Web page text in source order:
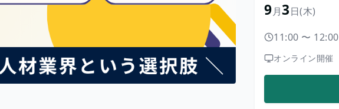
9月3日(木)
11:00 〜 12:00
オンライン開催